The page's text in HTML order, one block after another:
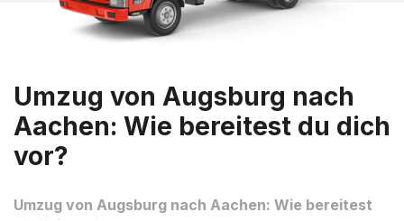
Umzug von Augsburg nach
Aachen: Wie bereitest du dich
vor?
Umzug von Augsburg nach Aachen: Wie bereitest